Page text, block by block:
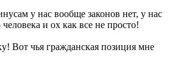
у нас вообще законов нет, у нас
и ох как все не просто!
Вот чья гражданская позиция мне